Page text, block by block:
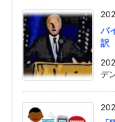
バ
訳
デ